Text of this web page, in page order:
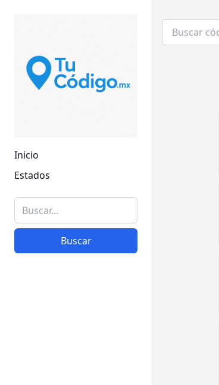
Inicio
Estados
Buscar